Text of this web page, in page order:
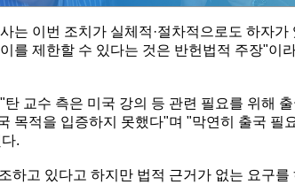
는 이번 조치가 실체적·절차적으로도 하자
를 제한할 수 있다는 것은 반헌법적 주장"이
교수 측은 미국 강의 등 관련 필요를 위해
목적을 입증하지 못했다"며 "막연히 출국 필
.
하고 있다고 하지만 법적 근거가 없는 요구